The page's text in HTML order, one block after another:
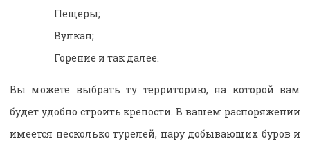
Пещеры;
Вулкан;
Горение и так далее.
Вы можете выбрать ту территорию, на которой вам
будет удобно строить крепости. В вашем распоряжении
имеется несколько турелей, пару добывающих буров и